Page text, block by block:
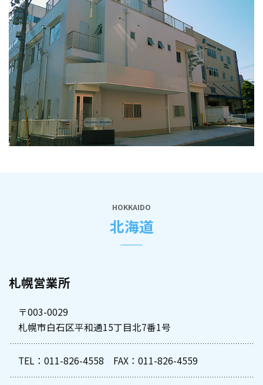
HOKKAIDO
北海道
札幌営業所
〒003-0029
札幌市白石区平和通15丁目北7番1号
TEL： 011-826-4558 FAX：011-826-4559